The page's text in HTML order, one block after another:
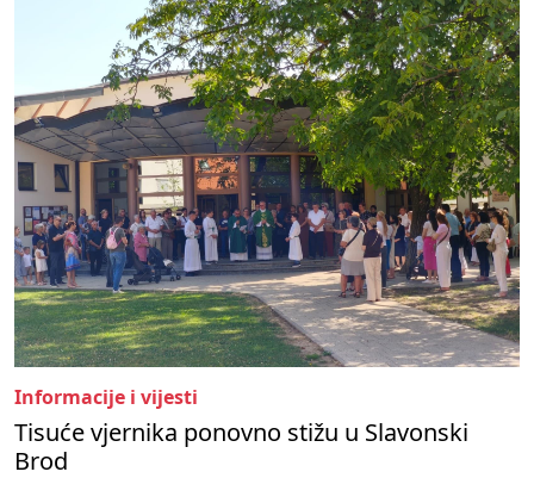
Informacije i vijesti
Tisuće vjernika ponovno stižu u Slavonski
Brod